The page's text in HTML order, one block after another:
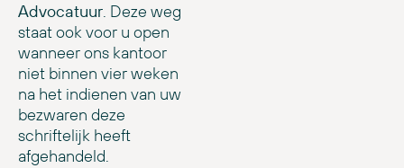
Advocatuur. Deze weg
staat ook voor u open
wanneer ons kantoor
niet binnen vier weken
na het indienen van uw
bezwaren deze
schriftelijk heeft
afgehandeld.